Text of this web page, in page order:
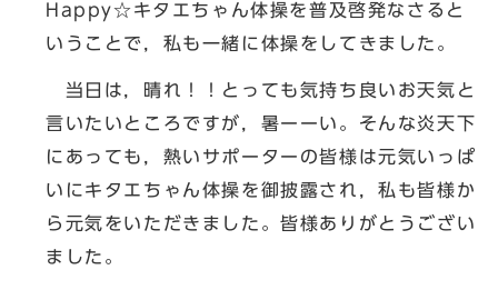
Happy☆キタエちゃん体操を普及啓発なさると
いうことで，私も一緒に体操をしてきました。
当日は，晴れ！！とっても気持ち良いお天気と
言いたいところですが，暑ーーい。そんな炎天下
にあっても，熱いサポーターの皆様は元気いっぱ
いにキタエちゃん体操を御披露され，私も皆様か
ら元気をいただきました。皆様ありがとうござい
ました。